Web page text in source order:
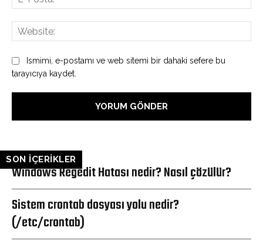
Ismimi, e-postamı ve web sitemi bir dahaki sefere bu
tarayıcıya kaydet.
SON İÇERİKLER
Windows Regedit Hatası nedir? Nasıl çözülür?
Sistem crontab dosyası yolu nedir?
(/etc/crontab)